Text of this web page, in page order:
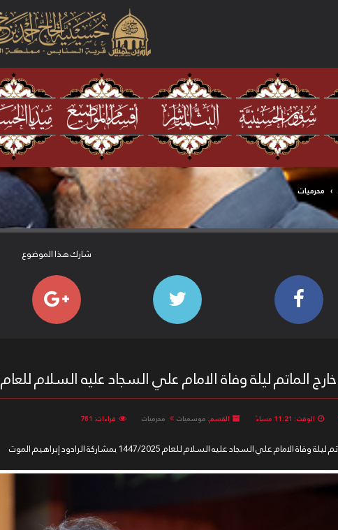
محرميات
شارك هذا الموضوع
الماتم ليلة وفاة الامام علي السجاد عليه السلام للعام 1447/2025
الوقت: 11:21 مساءً القسم: موسميات محرميات قراءات: 781
الامام علي السجاد عليه السلام للعام 1447/2025 بمشاركة الرادود إبراهيم الموت